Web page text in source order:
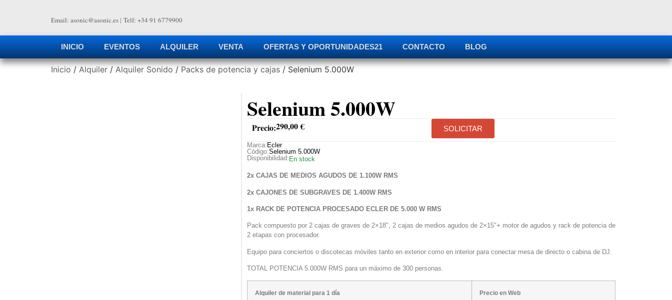
Email: asonic@asonic.es | Telf: +34 91 6779900
INICIO EVENTOS ALQUILER VENTA OFERTAS Y OPORTUNIDADES21 CONTACTO BLOG
Inicio / Alquiler / Alquiler Sonido / Packs de potencia y cajas / Selenium 5.000W
Selenium 5.000W
Precio:290,00€ SOLICITAR
Marca: Ecler
Código:Selenium 5.000W
Disponibilidad: En stock
2x CAJAS DE MEDIOS AGUDOS DE 1.100W RMS
2x CAJONES DE SUBGRAVES DE 1.400W RMS
1x RACK DE POTENCIA PROCESADO ECLER DE 5.000 W RMS
Pack compuesto por 2 cajas de graves de 2×18″, 2 cajas de medios agudos de 2×15″+ motor de agudos y rack de potencia de
2 etapas con procesador.
Equipo para conciertos o discotecas móviles tanto en exterior como en interior para conectar mesa de directo o cabina de DJ.
TOTAL POTENCIA 5.000W RMS para un máximo de 300 personas.
Alquiler de material para 1 día Precio en Web